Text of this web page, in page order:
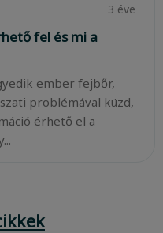
3 éve
fel és mi a
ember fejbőr,
problémával küzd,
érhető el a